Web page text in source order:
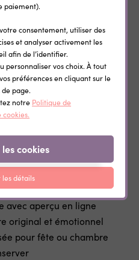
jour J
de bébé
original
des premières étapes de
cette affiche
la première année
avec aperçu en ligne
original et émotionnel
pour fête ou chambre
paiement).
consentement, utiliser des
et analyser activement les
afin de l’identifier.
personnaliser vos choix. À tout
préférences en cliquant sur le
de page.
notre Politique de
cookies
détails